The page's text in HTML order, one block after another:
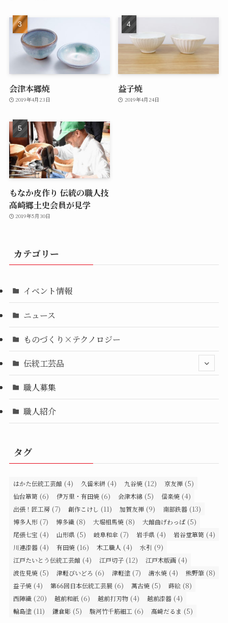
会津本郷焼
2019年4月23日
益子焼
2019年4月24日
もなか皮作り 伝統の職人技
高崎郷土史会員が見学
2019年5月30日
カテゴリー
イベント情報
ニュース
ものづくり×テクノロジー
伝統工芸品
職人募集
職人紹介
タグ
はかた伝統工芸館 (4) 久留米絣 (4) 九谷焼 (12) 京友禅 (5)
仙台箪笥 (6) 伊万里・有田焼 (6) 会津木綿 (5) 信楽焼 (4)
出張！匠工房 (7) 創作こけし (11) 加賀友禅 (9) 南部鉄器 (13)
博多人形 (7) 博多織 (8) 大堀相馬焼 (8) 大館曲げわっぱ (5)
尾張七宝 (4) 山形県 (5) 岐阜和傘 (7) 岩手県 (4) 岩谷堂箪笥 (4)
川連漆器 (4) 有田焼 (16) 木工職人 (4) 水引 (9)
江戸たいとう伝統工芸館 (4) 江戸切子 (12) 江戸木版画 (4)
波佐見焼 (5) 津軽びいどろ (6) 津軽塗 (7) 清水焼 (4) 熊野筆 (8)
益子焼 (4) 第66回日本伝統工芸展 (6) 萬古焼 (5) 蒔絵 (8)
西陣織 (20) 越前和紙 (6) 越前打刃物 (4) 越前漆器 (4)
輪島塗 (11) 鎌倉彫 (5) 駿河竹千筋細工 (6) 高崎だるま (5)